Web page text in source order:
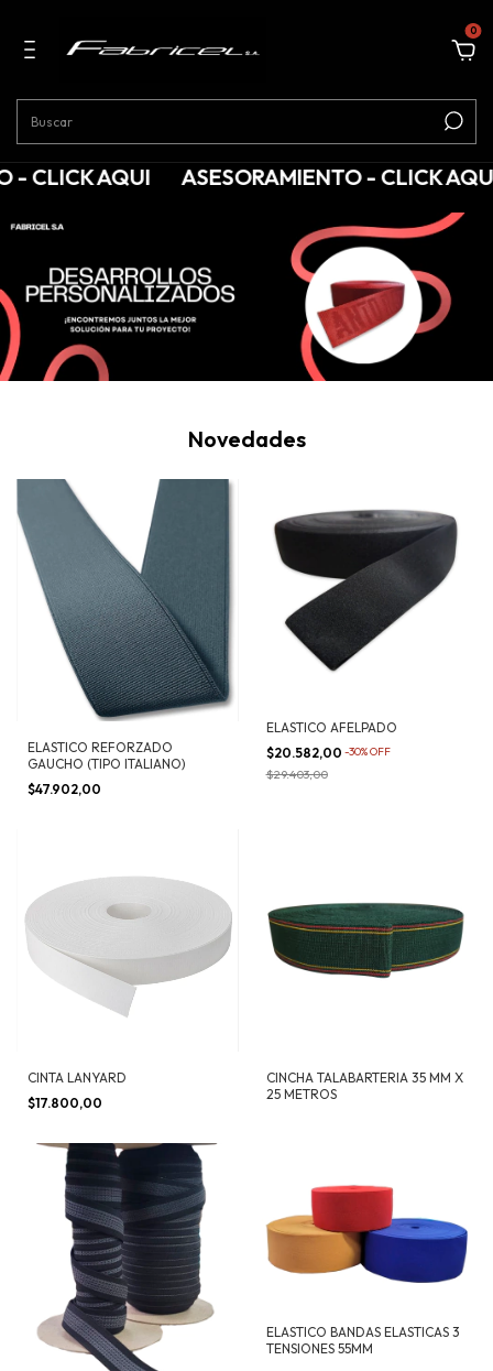
0
AQUI ASESORAMIENTO - CLICK AQUI
Novedades
ELASTICO REFORZADO
GAUCHO (TIPO ITALIANO)
$47.902,00
ELASTICO AFELPADO
$20.582,00 -30%OFF
$29.403,00
CINTA LANYARD
$17.800,00
CINCHA TALABARTERIA 35 MM X
25 METROS
ELASTICO BANDAS ELASTICAS 3
TENSIONES 55MM